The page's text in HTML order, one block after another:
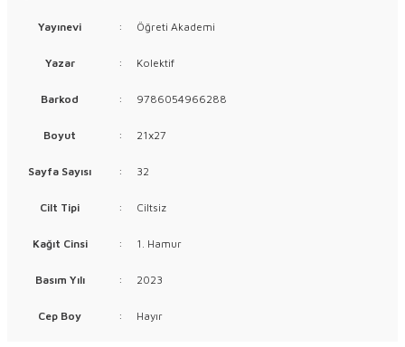
Yayınevi : Öğreti Akademi
Yazar : Kolektif
Barkod : 9786054966288
Boyut : 21x27
Sayfa Sayısı : 32
Cilt Tipi : Ciltsiz
Kağıt Cinsi : 1. Hamur
Basım Yılı : 2023
Cep Boy : Hayır